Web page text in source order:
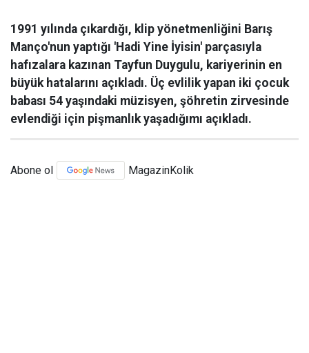
1991 yılında çıkardığı, klip yönetmenliğini Barış
Manço'nun yaptığı 'Hadi Yine İyisin' parçasıyla
hafızalara kazınan Tayfun Duygulu, kariyerinin en
büyük hatalarını açıkladı. Üç evlilik yapan iki çocuk
babası 54 yaşındaki müzisyen, şöhretin zirvesinde
evlendiği için pişmanlık yaşadığımı açıkladı.
Abone ol MagazinKolik